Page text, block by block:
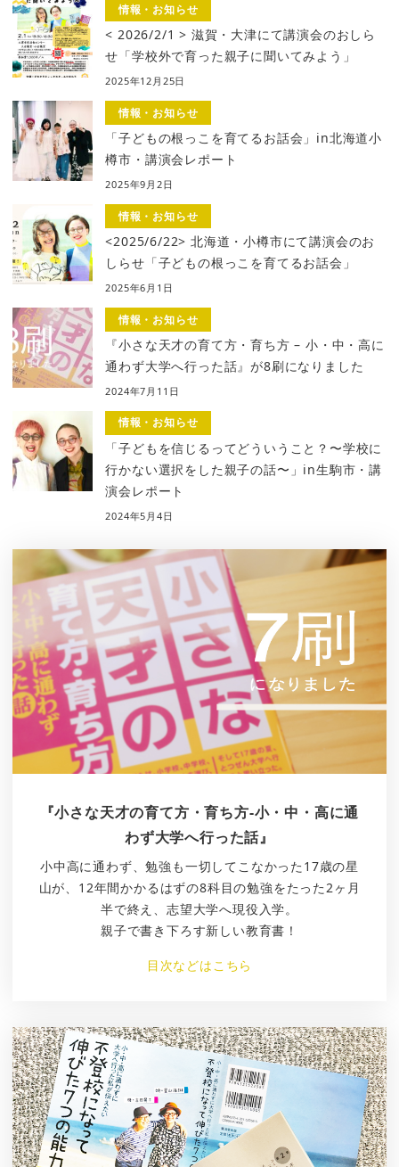
情報・お知らせ
< 2026/2/1 > 滋賀・大津にて講演会のおしら
せ「学校外で育った親子に聞いてみよう」
2025年12月25日
情報・お知らせ
「子どもの根っこを育てるお話会」in北海道小
樽市・講演会レポート
2025年9月2日
情報・お知らせ
<2025/6/22> 北海道・小樽市にて講演会のお
しらせ「子どもの根っこを育てるお話会」
2025年6月1日
情報・お知らせ
『小さな天才の育て方・育ち方 – 小・中・高に
通わず大学へ行った話』が8刷になりました
2024年7月11日
情報・お知らせ
「子どもを信じるってどういうこと？〜学校に
行かない選択をした親子の話〜」in生駒市・講
演会レポート
2024年5月4日
『小さな天才の育て方・育ち方-小・中・高に通
わず大学へ行った話』
小中高に通わず、勉強も一切してこなかった17歳の星
山が、12年間かかるはずの8科目の勉強をたった2ヶ月
半で終え、志望大学へ現役入学。
親子で書き下ろす新しい教育書！
目次などはこちら